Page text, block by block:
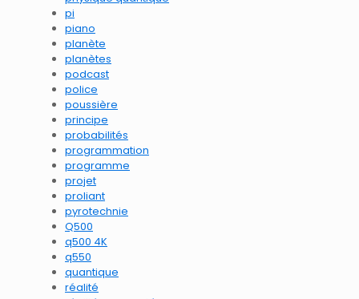
pi
piano
planète
planètes
podcast
police
poussière
principe
probabilités
programmation
programme
projet
proliant
pyrotechnie
Q500
q500 4K
q550
quantique
réalité